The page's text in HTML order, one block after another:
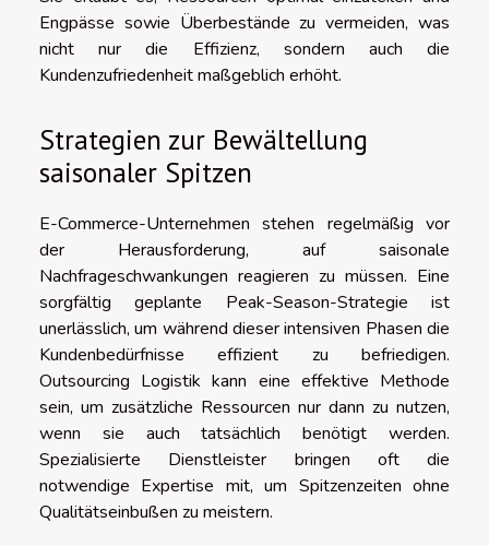
Engpässe sowie Überbestände zu vermeiden, was
nicht nur die Effizienz, sondern auch die
Kundenzufriedenheit maßgeblich erhöht.
Strategien zur Bewältellung
saisonaler Spitzen
E-Commerce-Unternehmen stehen regelmäßig vor
der Herausforderung, auf saisonale
Nachfrageschwankungen reagieren zu müssen. Eine
sorgfältig geplante Peak-Season-Strategie ist
unerlässlich, um während dieser intensiven Phasen die
Kundenbedürfnisse effizient zu befriedigen.
Outsourcing Logistik kann eine effektive Methode
sein, um zusätzliche Ressourcen nur dann zu nutzen,
wenn sie auch tatsächlich benötigt werden.
Spezialisierte Dienstleister bringen oft die
notwendige Expertise mit, um Spitzenzeiten ohne
Qualitätseinbußen zu meistern.